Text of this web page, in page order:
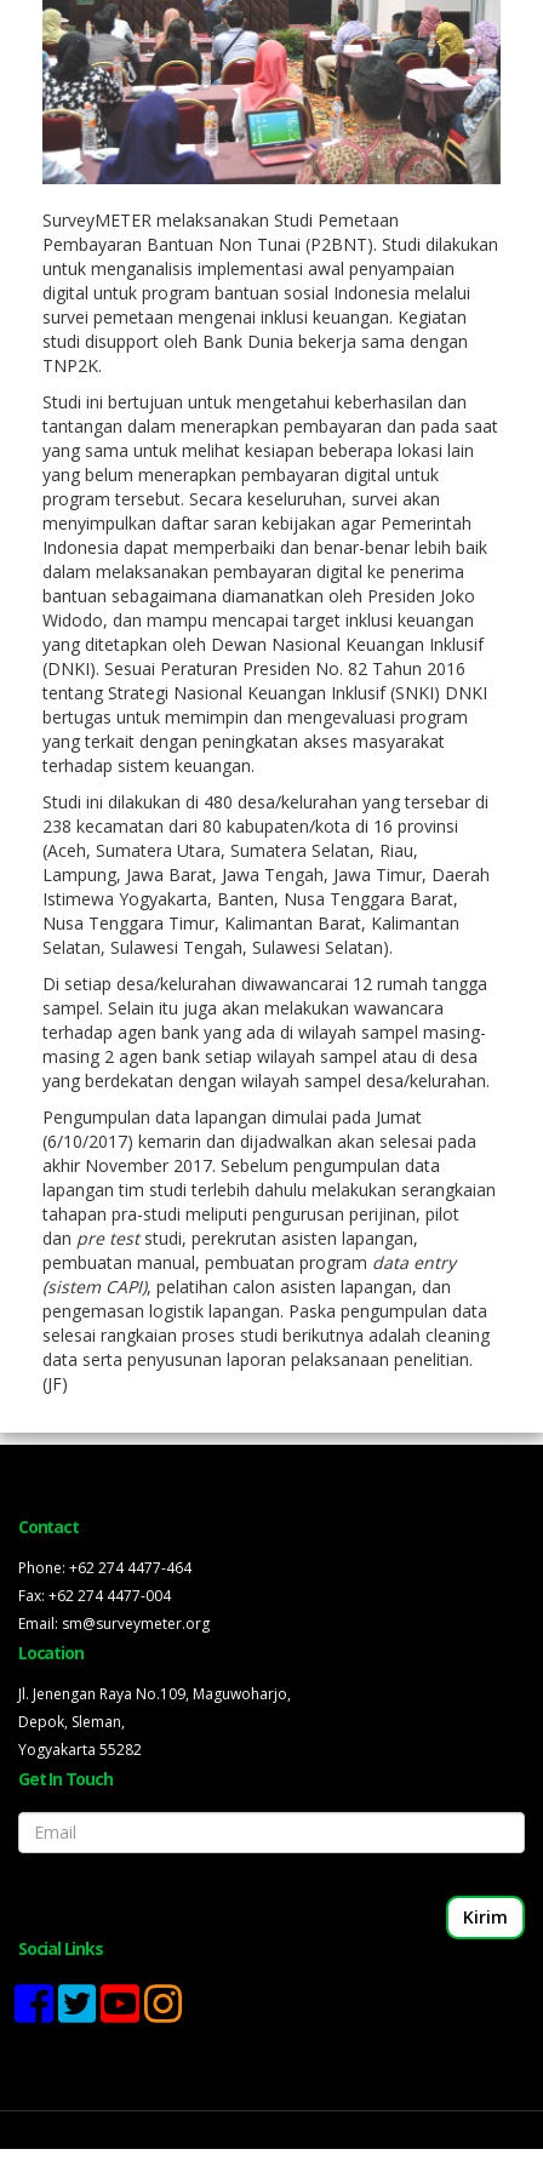
SurveyMETER melaksanakan Studi Pemetaan
Pembayaran Bantuan Non Tunai (P2BNT). Studi dilakukan
untuk menganalisis implementasi awal penyampaian
digital untuk program bantuan sosial Indonesia melalui
survei pemetaan mengenai inklusi keuangan. Kegiatan
studi disupport oleh Bank Dunia bekerja sama dengan
TNP2K.
Studi ini bertujuan untuk mengetahui keberhasilan dan
tantangan dalam menerapkan pembayaran dan pada saat
yang sama untuk melihat kesiapan beberapa lokasi lain
yang belum menerapkan pembayaran digital untuk
program tersebut. Secara keseluruhan, survei akan
menyimpulkan daftar saran kebijakan agar Pemerintah
Indonesia dapat memperbaiki dan benar-benar lebih baik
dalam melaksanakan pembayaran digital ke penerima
bantuan sebagaimana diamanatkan oleh Presiden Joko
Widodo, dan mampu mencapai target inklusi keuangan
yang ditetapkan oleh Dewan Nasional Keuangan Inklusif
(DNKI). Sesuai Peraturan Presiden No. 82 Tahun 2016
tentang Strategi Nasional Keuangan Inklusif (SNKI) DNKI
bertugas untuk memimpin dan mengevaluasi program
yang terkait dengan peningkatan akses masyarakat
terhadap sistem keuangan.
Studi ini dilakukan di 480 desa/kelurahan yang tersebar di
238 kecamatan dari 80 kabupaten/kota di 16 provinsi
(Aceh, Sumatera Utara, Sumatera Selatan, Riau,
Lampung, Jawa Barat, Jawa Tengah, Jawa Timur, Daerah
Istimewa Yogyakarta, Banten, Nusa Tenggara Barat,
Nusa Tenggara Timur, Kalimantan Barat, Kalimantan
Selatan, Sulawesi Tengah, Sulawesi Selatan).
Di setiap desa/kelurahan diwawancarai 12 rumah tangga
sampel. Selain itu juga akan melakukan wawancara
terhadap agen bank yang ada di wilayah sampel masing-
masing 2 agen bank setiap wilayah sampel atau di desa
yang berdekatan dengan wilayah sampel desa/kelurahan.
Pengumpulan data lapangan dimulai pada Jumat
(6/10/2017) kemarin dan dijadwalkan akan selesai pada
akhir November 2017. Sebelum pengumpulan data
lapangan tim studi terlebih dahulu melakukan serangkaian
tahapan pra-studi meliputi pengurusan perijinan, pilot
dan pre teststudi, perekrutan asisten lapangan,
pembuatan manual, pembuatan program data entry
(sistem CAPI), pelatihan calon asisten lapangan, dan
pengemasan logistik lapangan. Paska pengumpulan data
selesai rangkaian proses studi berikutnya adalah cleaning
data serta penyusunan laporan pelaksanaan penelitian.
(JF)
Contact
Phone: +62 274 4477-464
Fax: +62 274 4477-004
Email: sm@surveymeter.org
Location
Jl. Jenengan Raya No.109, Maguwoharjo,
Depok, Sleman,
Yogyakarta 55282
Get In Touch
Email
Social Links